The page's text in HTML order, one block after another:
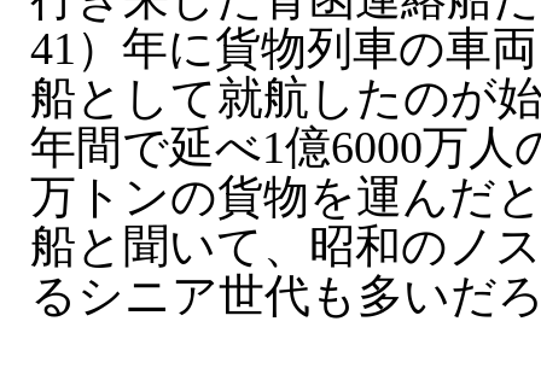
41）年に貨物列車の車
船として就航したのが
年間で延べ1億6000万人
万トンの貨物を運んだ
船と聞いて、昭和のノ
るシニア世代も多いだ